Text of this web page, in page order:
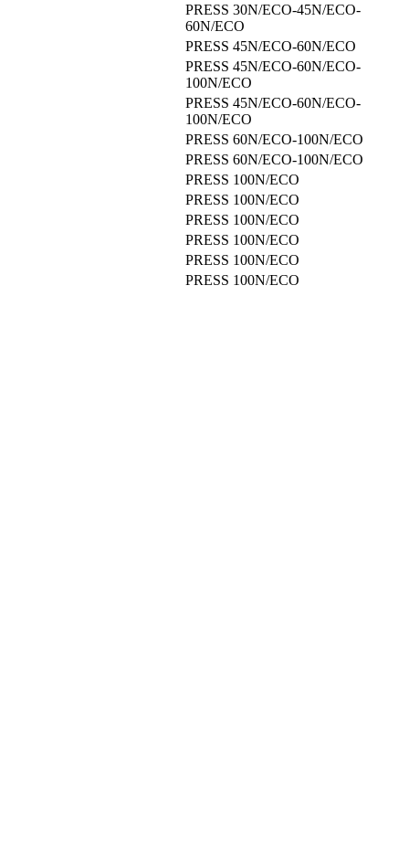
PRESS 30N/ECO-45N/ECO-
60N/ECO
PRESS 45N/ECO-60N/ECO
PRESS 45N/ECO-60N/ECO-
100N/ECO
PRESS 45N/ECO-60N/ECO-
100N/ECO
PRESS 60N/ECO-100N/ECO
PRESS 60N/ECO-100N/ECO
PRESS 100N/ECO
PRESS 100N/ECO
PRESS 100N/ECO
PRESS 100N/ECO
PRESS 100N/ECO
PRESS 100N/ECO